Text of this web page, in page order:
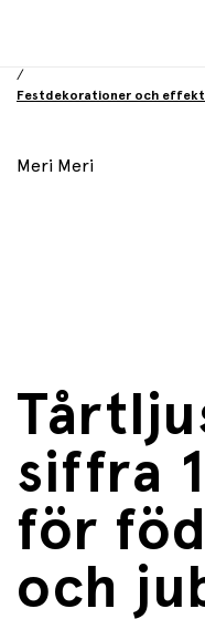
/
Festdekorationer och
Meri Meri
siffra
för
och